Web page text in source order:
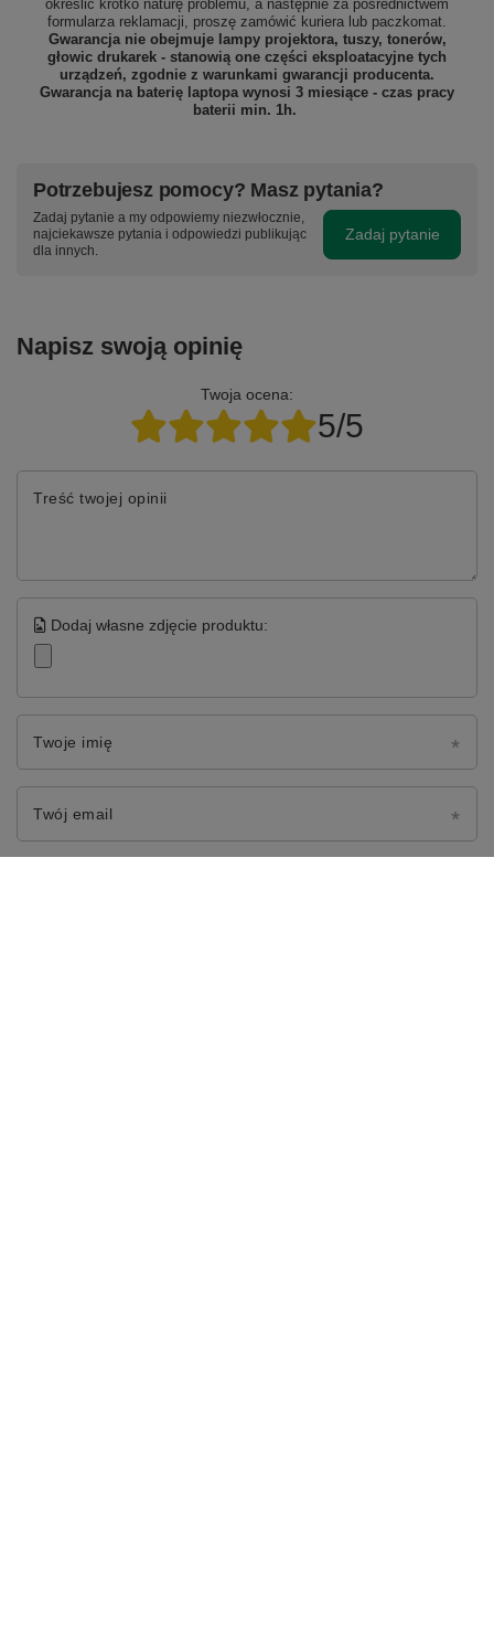
określić krótko naturę problemu, a następnie za pośrednictwem
formularza reklamacji, proszę zamówić kuriera lub paczkomat.
Gwarancja nie obejmuje lampy projektora, tuszy, tonerów,
głowic drukarek - stanowią one części eksploatacyjne tych
urządzeń, zgodnie z warunkami gwarancji producenta.
Gwarancja na baterię laptopa wynosi 3 miesiące - czas pracy
baterii min. 1h.
Potrzebujesz pomocy? Masz pytania?
Zadaj pytanie a my odpowiemy niezwłocznie,
najciekawsze pytania i odpowiedzi publikując
dla innych.
Zadaj pytanie
Napisz swoją opinię
Twoja ocena:
5/5
Treść twojej opinii
Dodaj własne zdjęcie produktu:
Twoje imię
Twój email